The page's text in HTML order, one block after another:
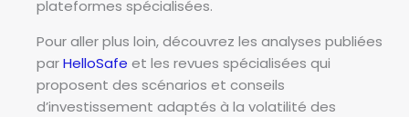
plateformes spécialisées.
Pour aller plus loin, découvrez les analyses publiées
parHelloSafe et les revues spécialisées qui
proposent des scénarios et conseils
d’investissement adaptés à la volatilité des